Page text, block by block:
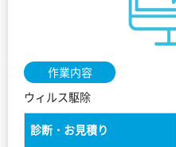
作業内容
ウィルス駆除
診断・お見積り